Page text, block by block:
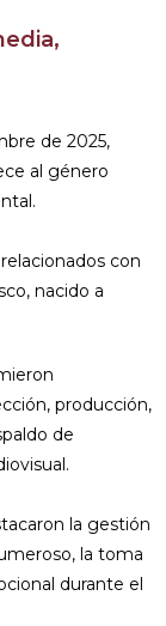
de 2025,
al género
con
nacido a
producción,
de
la gestión
la toma
durante el